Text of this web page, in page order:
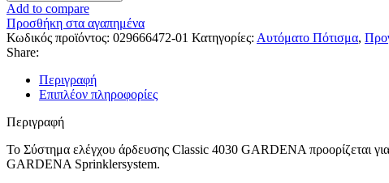
Add to compare
Προσθήκη στα αγαπημένα
Κωδικός προϊόντος: 029666472-01 Κατηγορίες: Αυτόματο Πότισμα,
Share:
Περιγραφή
Επιπλέον πληροφορίες
Περιγραφή
Το Σύστημα ελέγχου άρδευσης Classic 4030 GARDENA προορίζεται
GARDENA Sprinklersystem.